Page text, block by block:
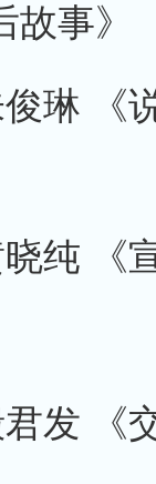
事》
琳 《
纯 《
发 《